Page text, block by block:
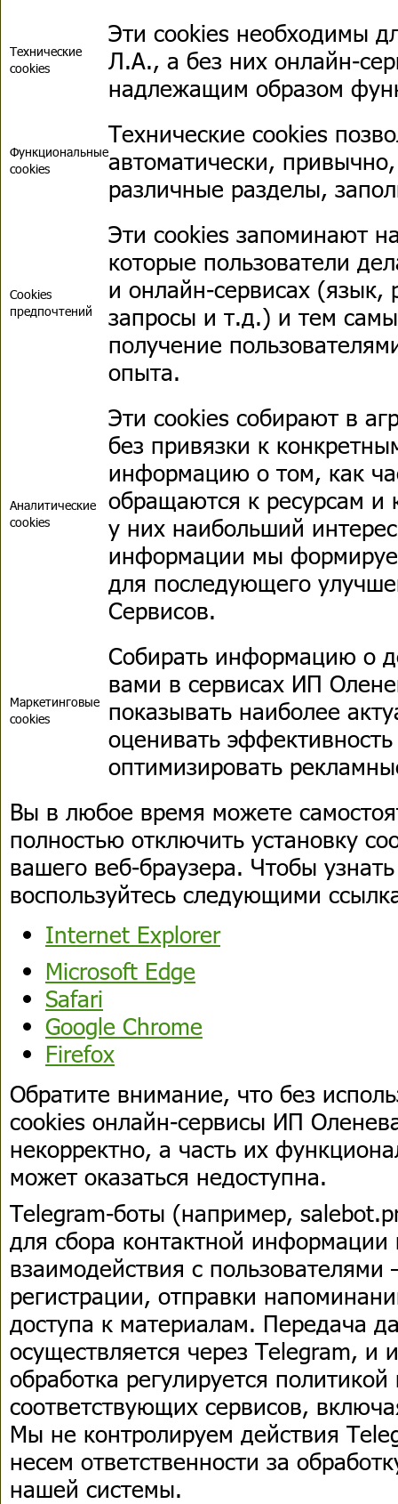
Технические
cookies
Эти cookies необходимы
Л.А., а без них онлайн-
надлежащим образом
Функциональные
cookies
Технические cookies
автоматически,
различные разделы,
Cookies
предпочтений
Эти cookies запоминают
которые пользователи
и онлайн-сервисах (язык,
запросы и т.д.) и тем
получение
опыта.
Аналитические
cookies
Эти cookies собирают в
без привязки к
информацию о том, как
обращаются к ресурсам
у них наибольший
информации мы
для последующего
Сервисов.
Маркетинговые
cookies
Собирать информацию о
вами в сервисах ИП
показывать наиболее
оценивать
оптимизировать
Вы в любое время можете
полностью отключить установку
вашего веб-браузера. Чтобы
воспользуйтесь следующими
Internet Explorer
Microsoft Edge
Safari
Google Chrome
Firefox
Обратите внимание, что без
cookies онлайн-сервисы ИП
некорректно, а часть их
может оказаться недоступна.
Telegram-боты (например,
для сбора контактной информации
взаимодействия с
регистрации, отправки
доступа к материалам. Передача
осуществляется через Telegram, и
обработка регулируется
соответствующих сервисов,
Мы не контролируем действия
несем ответственности за
нашей системы.